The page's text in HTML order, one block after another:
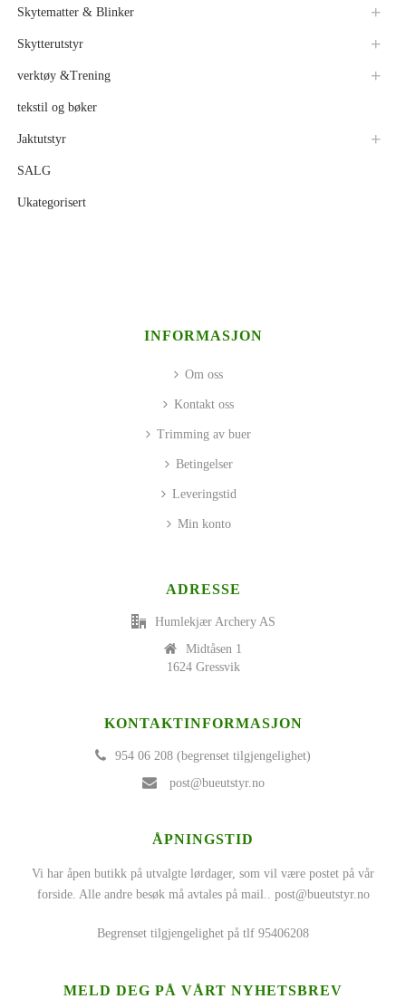
Skytematter & Blinker
Skytterutstyr
verktøy &Trening
tekstil og bøker
Jaktutstyr
SALG
Ukategorisert
INFORMASJON
Om oss
Kontakt oss
Trimming av buer
Betingelser
Leveringstid
Min konto
ADRESSE
Humlekjær Archery AS
Midtåsen 1
1624 Gressvik
KONTAKTINFORMASJON
954 06 208 (begrenset tilgjengelighet)
post@bueutstyr.no
ÅPNINGSTID
Vi har åpen butikk på utvalgte lørdager, som vil være postet på vår
forside. Alle andre besøk må avtales på mail.. post@bueutstyr.no
Begrenset tilgjengelighet på tlf 95406208
MELD DEG PÅ VÅRT NYHETSBREV